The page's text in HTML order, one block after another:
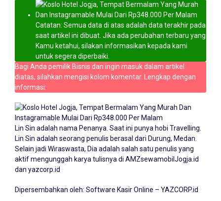
Catatan: Semua data di atas adalah data terakhir pada
saat artikel ini dibuat. Jika ada perubahan terbaru yang
Kamu ketahui, silakan informasikan kepada kami
untuk segera diperbaiki.
Bagi Anda pemilik Bisnis dan ingin masuk dalam artikel
diatas, silahkan mengisi kolom komentar. Lengkap dengan
informasi:
Lin Sin adalah nama Penanya. Saat ini punya hobi Travelling.
Lin Sin adalah seorang penulis berasal dari Durung, Medan.
Selain jadi Wiraswasta, Dia adalah salah satu penulis yang
aktif mengunggah karya tulisnya di AMZsewamobilJogja.id
dan yazcorp.id
Dipersembahkan oleh: Software Kasir Online – YAZCORP.id